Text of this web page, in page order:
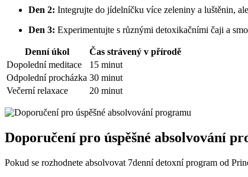
Den 2: Integrujte do jídelníčku více zeleniny a luštěnin,
Den 3: Experimentujte s různými detoxikačními čaji a
Denní úkol
Čas strávený v přírodě
Dopolední meditace
15 minut
Odpolední procházka 30 minut
Večerní relaxace
20 minut
Doporučení pro úspěšné absolvování
Pokud se rozhodnete absolvovat 7denní detoxní program od